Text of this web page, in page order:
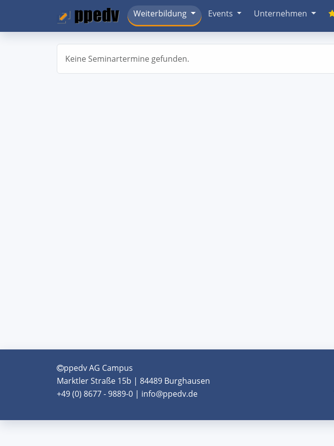
Weiterbildung Events Unternehmen
Keine Seminartermine gefunden.
ppedv AG Campus
Marktler Straße 15b | 84489 Burghausen
+49 (0) 8677 - 9889-0 | info@ppedv.de